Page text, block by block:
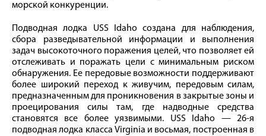
морской конкуренции.
Подводная лодка USS Idaho создана для наблюдения,
сбора разведывательной информации и выполнения
задач высокоточного поражения целей, что позволяет ей
отслеживать и поражать цели с минимальным риском
обнаружения. Ее передовые возможности поддерживают
более широкий переход к живучим, передовым силам,
предназначенным для проникновения в закрытые зоны и
проецирования силы там, где надводные средства
становятся все более уязвимыми. USS Idaho — 26-я
подводная лодка класса Virginia и восьмая, построенная в